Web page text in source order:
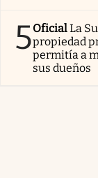
5OficialLa
propiedad
permitía a
sus dueños